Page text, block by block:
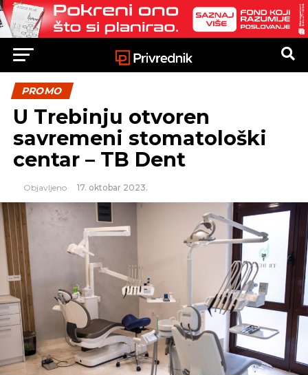
PROMO
U Trebinju otvoren
savremeni stomatološki
centar – TB Dent
Objavljeno 17. oktobar 2023.